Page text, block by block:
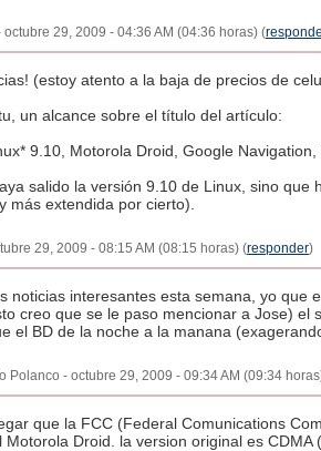
octubre 29, 2009 - 04:36 AM (04:36 horas) (
(estoy atento a la baja de precios de
un alcance sobre el título del artículo:
9.10, Motorola Droid, Google Navigation,
salido la versión 9.10 de Linux, sino
más extendida por cierto).
29, 2009 - 08:15 AM (08:15 horas) (responder)
noticias interesantes esta semana, yo que
creo que se le paso mencionar a Jose)
el BD de la noche a la manana
Polanco - octubre 29, 2009 - 09:34 AM (09:34
que la FCC (Federal Comunications
Motorola Droid. la version original es